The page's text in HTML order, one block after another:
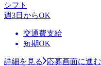
シフト
週3日からOK
交通費支給
短期OK
詳細を見る 応募画面に進む